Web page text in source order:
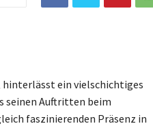
hinterlässt ein vielschichtiges
seinen Auftritten beim
faszinierenden Präsenz in